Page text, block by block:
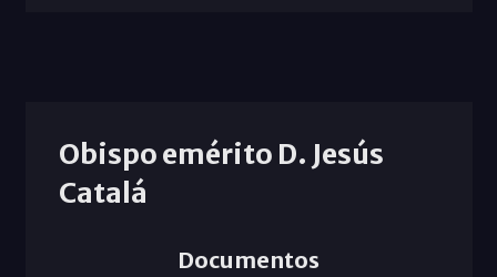
Obispo emérito D. Jesús
Catalá
Documentos